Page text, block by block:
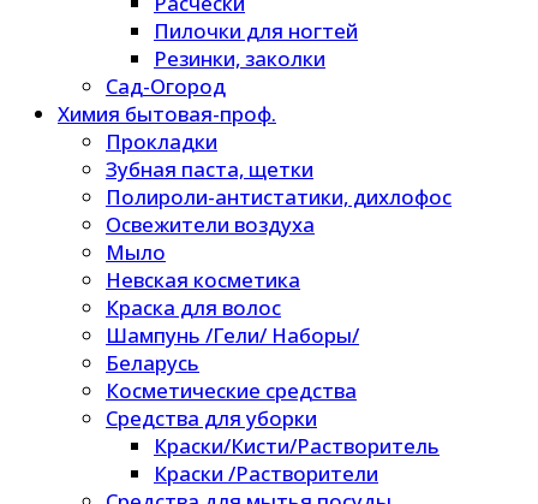
Пилочки для ногтей
Резинки, заколки
Сад-Огород
Химия бытовая-проф.
Прокладки
Зубная паста, щетки
Полироли-антистатики, дихлофос
Освежители воздуха
Мыло
Невская косметика
Краска для волос
Шампунь /Гели/ Наборы/
Беларусь
Косметические средства
Средства для уборки
Краски/Кисти/Растворитель
Краски /Растворители